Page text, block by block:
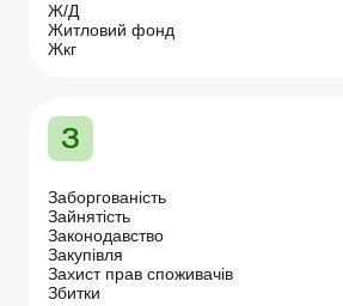
Ж/Д
Житловий фонд
Жкг
З
Заборгованість
Зайнятість
Законодавство
Закупівля
Захист прав споживачів
Збитки